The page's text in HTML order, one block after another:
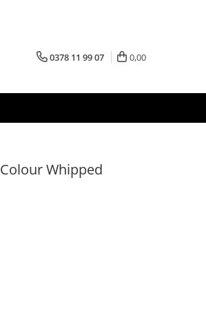
0378 11 99 07 0,00
Whipped